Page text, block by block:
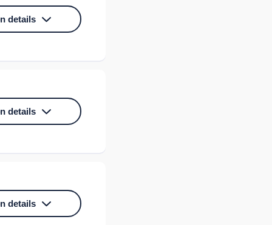
details
details
details